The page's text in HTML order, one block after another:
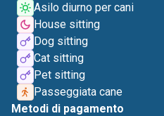
Asilo diurno per cani
House sitting
Dog sitting
Cat sitting
Pet sitting
Passeggiata cane
Metodi di pagamento